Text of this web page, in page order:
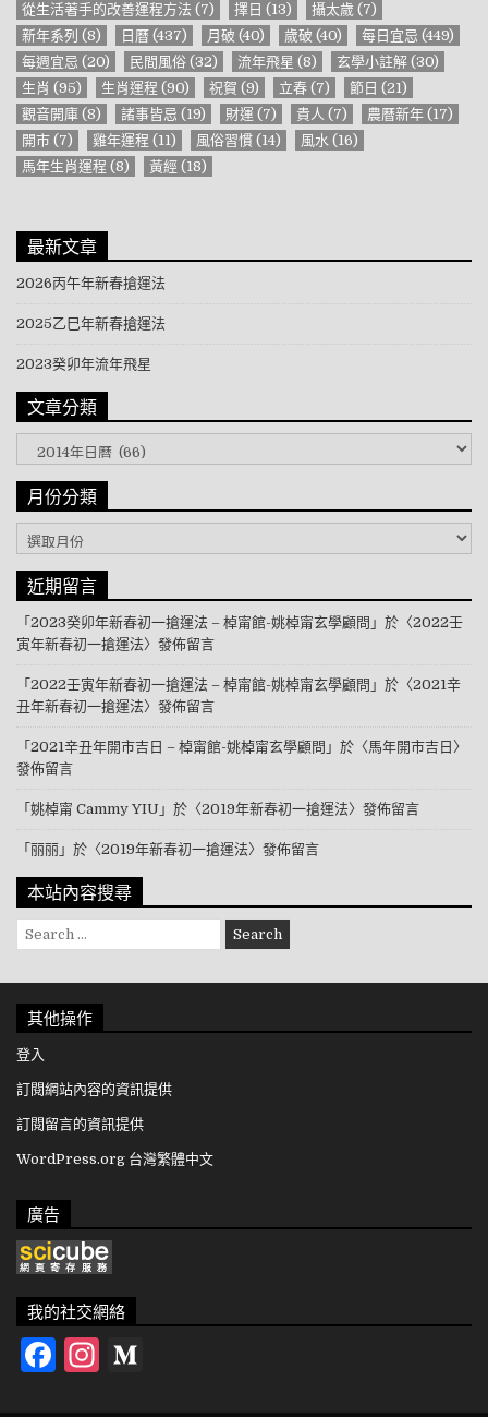
從生活著手的改善運程方法 (7) 擇日 (13) 攝太歲 (7)
新年系列 (8) 日曆 (437) 月破 (40) 歲破 (40) 每日宜忌 (449)
每週宜忌 (20) 民間風俗 (32) 流年飛星 (8) 玄學小註解 (30)
生肖 (95) 生肖運程 (90) 祝賀 (9) 立春 (7) 節日 (21)
觀音開庫 (8) 諸事皆忌 (19) 財運 (7) 貴人 (7) 農曆新年 (17)
開市 (7) 雞年運程 (11) 風俗習慣 (14) 風水 (16)
馬年生肖運程 (8) 黃經 (18)
最新文章
2026丙午年新春搶運法
2025乙巳年新春搶運法
2023癸卯年流年飛星
文章分類
月份分類
月份分類
近期留言
「 2023癸卯年新春初一搶運法 – 棹甯館-姚棹甯玄學顧問 」於〈2022壬
寅年新春初一搶運法〉發佈留言
「 2022壬寅年新春初一搶運法 – 棹甯館-姚棹甯玄學顧問 」於〈2021辛
丑年新春初一搶運法〉發佈留言
「 2021辛丑年開市吉日 – 棹甯館-姚棹甯玄學顧問 」於〈馬年開市吉日 〉
發佈留言
「 姚棹甯 Cammy YIU 」於〈2019年新春初一搶運法〉發佈留言
「 丽丽 」於〈2019年新春初一搶運法〉發佈留言
本站內容搜尋
Search for:
其他操作
登入
訂閱網站內容的資訊提供
訂閱留言的資訊提供
WordPress.org 台灣繁體中文
廣告
我的社交網絡
Facebook
Instagram